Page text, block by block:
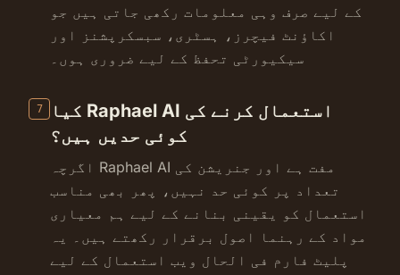
کے لیے صرف وہی معلومات رکھی جاتی ہیں جو
اکاؤنٹ فیچرز، ہسٹری، سبسکرپشنز اور
سیکیورٹی تحفظ کے لیے ضروری ہوں۔
7
کیا Raphael AI استعمال کرنے کی
کوئی حدیں ہیں؟
اگرچہ Raphael AI مفت ہے اور جنریشن کی
تعداد پر کوئی حد نہیں، پھر بھی مناسب
استعمال کو یقینی بنانے کے لیے ہم معیاری
مواد کے رہنما اصول برقرار رکھتے ہیں۔ یہ
پلیٹ فارم فی الحال ویب استعمال کے لیے